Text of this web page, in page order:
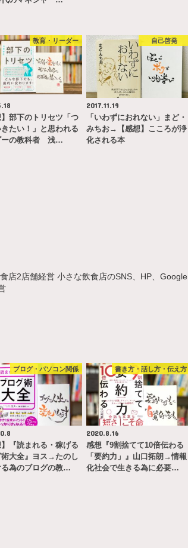
教育・リーダー
】部下のトリセツ「つ
たい！」と思われる
ーの教科者 浅…
自己啓発
2017.11.19
「いわずにおれない」まど・
みちお→【感想】こころが浄
化される本
2店舗経営 小さな飲食店のSNS、HP、Google
ブログ・パソコン関係
】『読まれる・稼げる
術大全』ヨス→たのし
る為のブログの教…
書き方・話し方・伝え方
2020.8.16
感想『9割捨てて10倍伝わる
「要約力」』山口拓朗→情報
化社会で生きる為に必要…